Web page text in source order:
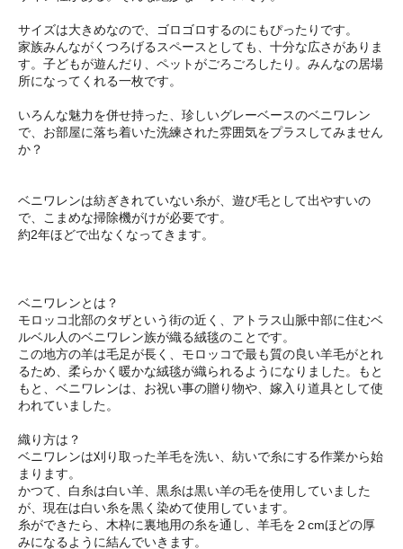
サイズは大きめなので、ゴロゴロするのにもぴったりです。
家族みんながくつろげるスペースとしても、十分な広さがありま
す。子どもが遊んだり、ペットがごろごろしたり。みんなの居場
所になってくれる一枚です。
いろんな魅力を併せ持った、珍しいグレーベースのベニワレン
で、お部屋に落ち着いた洗練された雰囲気をプラスしてみません
か？
ベニワレンは紡ぎきれていない糸が、遊び毛として出やすいの
で、こまめな掃除機がけが必要です。
約2年ほどで出なくなってきます。
ベニワレンとは？
モロッコ北部のタザという街の近く、アトラス山脈中部に住むベ
ルベル人のベニワレン族が織る絨毯のことです。
この地方の羊は毛足が長く、モロッコで最も質の良い羊毛がとれ
るため、柔らかく暖かな絨毯が織られるようになりました。もと
もと、ベニワレンは、お祝い事の贈り物や、嫁入り道具として使
われていました。
織り方は？
ベニワレンは刈り取った羊毛を洗い、紡いで糸にする作業から始
まります。
かつて、白糸は白い羊、黒糸は黒い羊の毛を使用していました
が、現在は白い糸を黒く染めて使用しています。
糸ができたら、木枠に裏地用の糸を通し、羊毛を２cmほどの厚
みになるように結んでいきます。